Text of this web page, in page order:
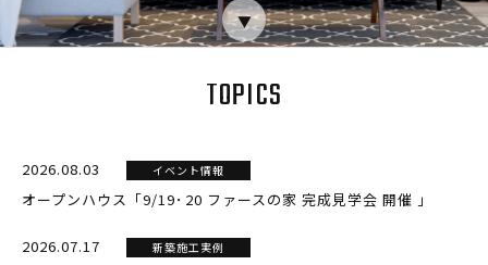
▼
TOPICS
2026.08.03 イベント情報
オープンハウス「9/19･20 ファースの家 完成見学会 開催 」
2026.07.17 新築施工実例